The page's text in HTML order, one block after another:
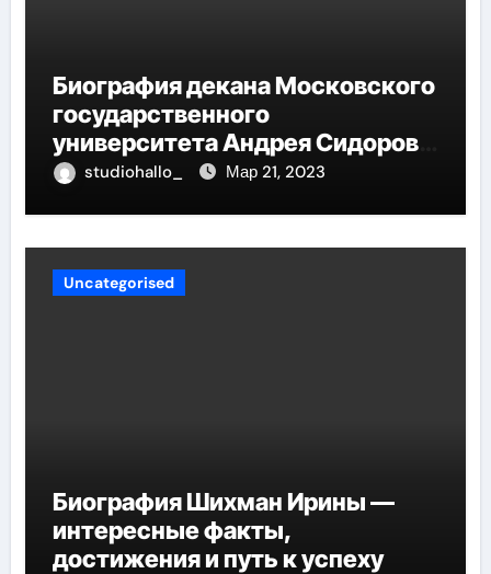
Биография декана Московского
государственного
университета Андрея Сидорова
— от студента до руководителя
studiohallo_ Мар 21, 2023
Uncategorised
Биография Шихман Ирины —
интересные факты,
достижения и путь к успеху